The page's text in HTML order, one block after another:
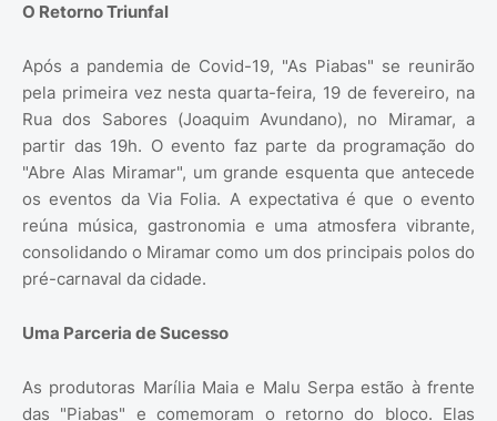
O Retorno Triunfal
Após a pandemia de Covid-19, "As Piabas" se reunirão
pela primeira vez nesta quarta-feira, 19 de fevereiro, na
Rua dos Sabores (Joaquim Avundano), no Miramar, a
partir das 19h. O evento faz parte da programação do
"Abre Alas Miramar", um grande esquenta que antecede
os eventos da Via Folia. A expectativa é que o evento
reúna música, gastronomia e uma atmosfera vibrante,
consolidando o Miramar como um dos principais polos do
pré-carnaval da cidade.
Uma Parceria de Sucesso
As produtoras Marília Maia e Malu Serpa estão à frente
das "Piabas" e comemoram o retorno do bloco. Elas